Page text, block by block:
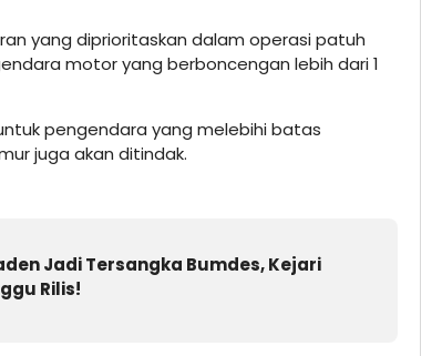
yang diprioritaskan dalam operasi patuh
motor yang berboncengan lebih dari 1
pengendara yang melebihi batas
juga akan ditindak.
Jadi Tersangka Bumdes, Kejari
Rilis!